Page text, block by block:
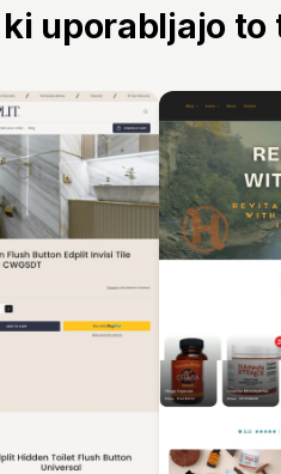
uporabljajo to